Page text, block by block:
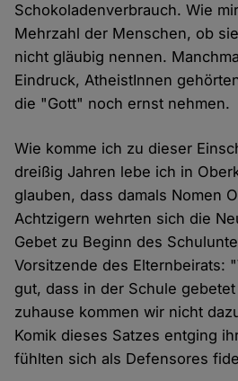
Schokoladenverbrauch. Wie
Mehrzahl der Menschen, ob
nicht gläubig nennen.
Eindruck, AtheistInnen
die "Gott" noch ernst nehmen.
Wie komme ich zu dieser
dreißig Jahren lebe ich in
glauben, dass damals Nomen
Achtzigern wehrten sich die
Gebet zu Beginn des
Vorsitzende des Elternbeirats:
gut, dass in der Schule
zuhause kommen wir nicht
Komik dieses Satzes entging
fühlten sich als Defensores